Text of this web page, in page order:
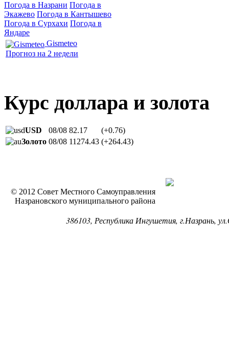
Погода в Назрани Погода в
Экажево Погода в Кантышево
Погода в Сурхахи Погода в
Яндаре
Gismeteo
Прогноз на 2 недели
Курс доллара и золота
USD 08/08 82.17
(+0.76)
Золото 08/08 11274.43 (+264.43)
© 2012 Совет Местного Самоуправления
Назрановского муниципального района
386103, Республика Ингушетия, г.Назрань,